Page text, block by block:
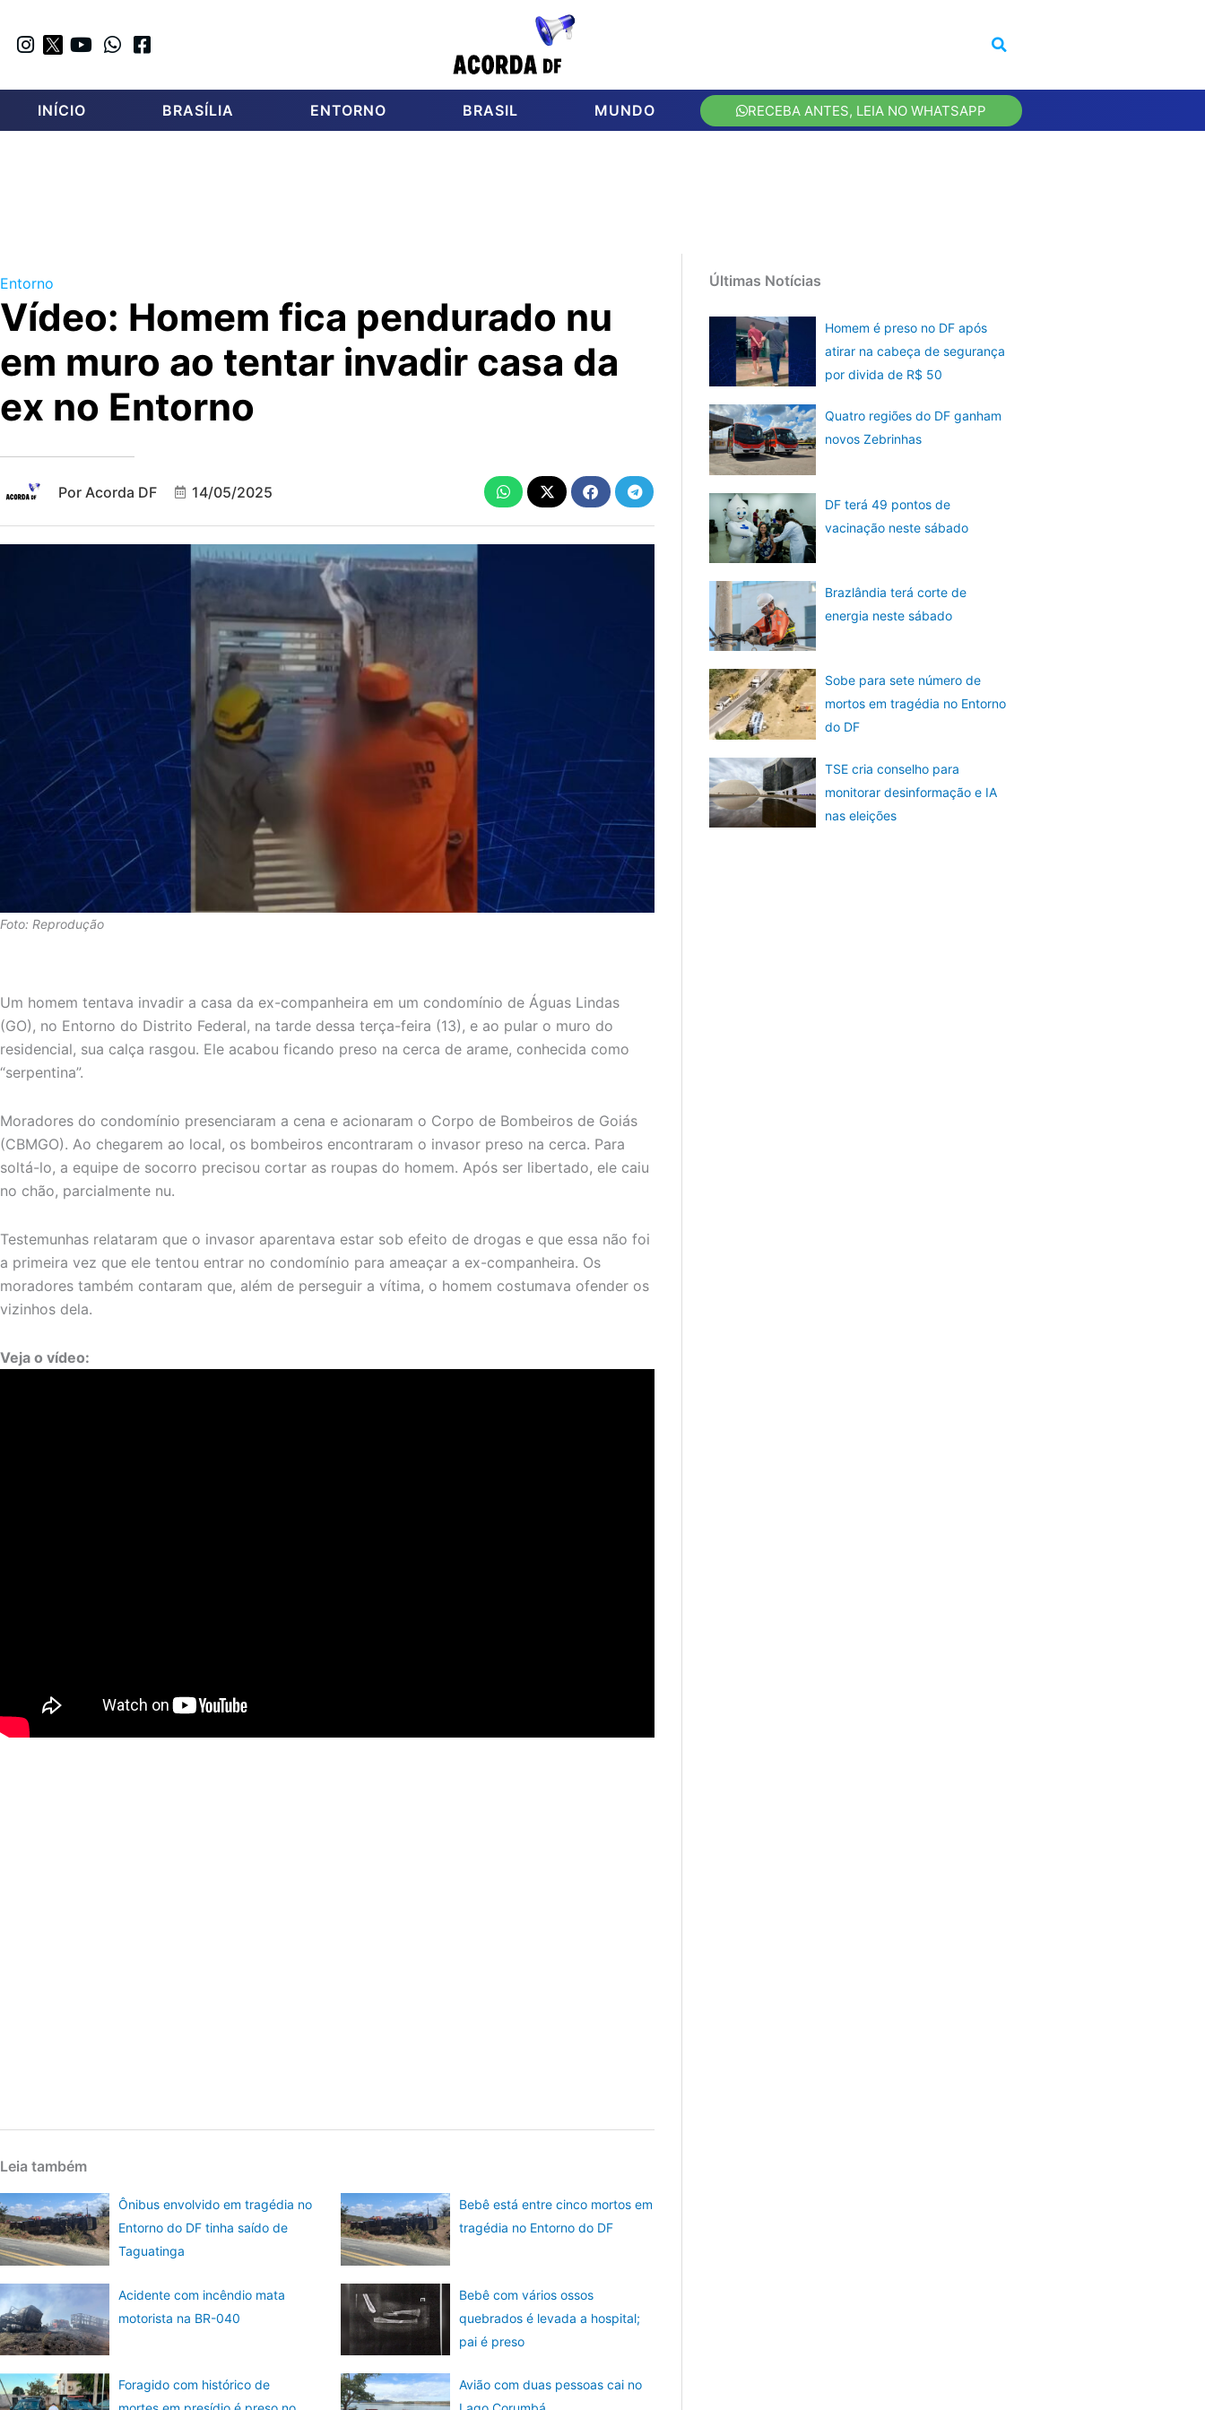
INÍCIO BRASÍLIA ENTORNO BRASIL MUNDO RECEBA ANTES, LEIA NO WHATSAPP
Entorno
Vídeo: Homem fica pendurado nu
em muro ao tentar invadir casa da
ex no Entorno
Por Acorda DF 14/05/2025
Foto: Reprodução
Um homem tentava invadir a casa da ex-companheira em um condomínio de Águas Lindas
(GO), no Entorno do Distrito Federal, na tarde dessa terça-feira (13), e ao pular o muro do
residencial, sua calça rasgou. Ele acabou ficando preso na cerca de arame, conhecida como
“serpentina”.
Moradores do condomínio presenciaram a cena e acionaram o Corpo de Bombeiros de Goiás
(CBMGO). Ao chegarem ao local, os bombeiros encontraram o invasor preso na cerca. Para
soltá-lo, a equipe de socorro precisou cortar as roupas do homem. Após ser libertado, ele caiu
no chão, parcialmente nu.
Testemunhas relataram que o invasor aparentava estar sob efeito de drogas e que essa não foi
a primeira vez que ele tentou entrar no condomínio para ameaçar a ex-companheira. Os
moradores também contaram que, além de perseguir a vítima, o homem costumava ofender os
vizinhos dela.
Veja o vídeo:
Leia também
Ônibus envolvido em tragédia no
Entorno do DF tinha saído de
Taguatinga
Bebê está entre cinco mortos em
tragédia no Entorno do DF
Acidente com incêndio mata
motorista na BR-040
Bebê com vários ossos
quebrados é levada a hospital;
pai é preso
Foragido com histórico de
Avião com duas pessoas cai no
Últimas Notícias
Homem é preso no DF após
atirar na cabeça de segurança
por divida de R$ 50
Quatro regiões do DF ganham
novos Zebrinhas
DF terá 49 pontos de
vacinação neste sábado
Brazlândia terá corte de
energia neste sábado
Sobe para sete número de
mortos em tragédia no Entorno
do DF
TSE cria conselho para
monitorar desinformação e IA
nas eleições